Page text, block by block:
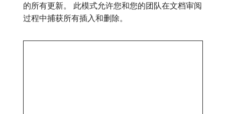
的所有更新。 此模式允许您和您的团队在文档审阅
过程中捕获所有插入和删除。